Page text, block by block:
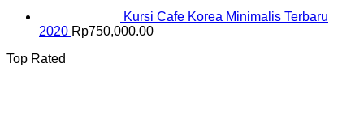
Kursi Cafe Korea Minimalis Terbaru
2020 Rp750,000.00
Top Rated